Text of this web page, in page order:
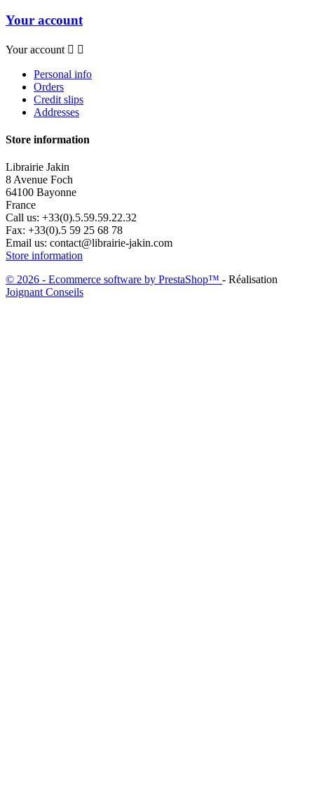
Your account
Your account  
Personal info
Orders
Credit slips
Addresses
Store information
Librairie Jakin
8 Avenue Foch
64100 Bayonne
France
Call us: +33(0).5.59.59.22.32
Fax: +33(0).5 59 25 68 78
Email us: contact@librairie-jakin.com
Store information
© 2026 - Ecommerce software by PrestaShop™ - Réalisation
Joignant Conseils